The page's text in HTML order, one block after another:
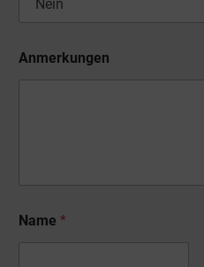
n
o
d
Anmerkungen
Name *